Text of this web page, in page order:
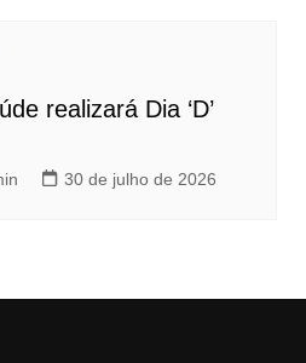
realizará Dia ‘D’
30 de julho de 2026